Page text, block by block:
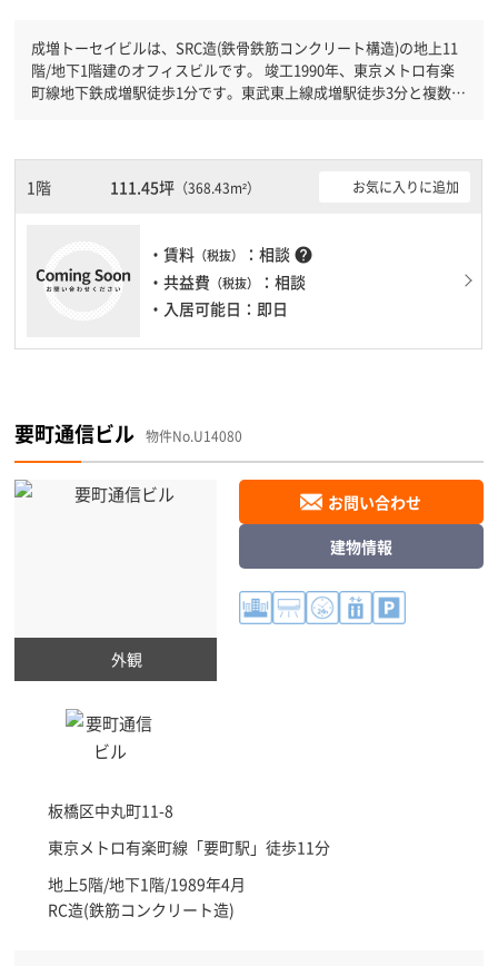
成増トーセイビルは、SRC造(鉄骨鉄筋コンクリート構造)の地上11
階/地下1階建のオフィスビルです。 竣工1990年、東京メトロ有楽
町線地下鉄成増駅徒歩1分です。東武東上線成増駅徒歩3分と複数駅
地震対策を検討されている方にオススメです。土日・祝日も利用可
能になりますので自由に出入りが出来ます。駐車場完備なので、車
の必要なお客様には必見です。１フロア２００坪以上ある大規模ビ
1階 111.45坪 （368.43m²） お気に入りに追加
・賃料 （税抜） ：相談 help
・共益費 （税抜）
：相談
・入居可能日：即日
要町通信ビル 物件No.U14080
外観
板橋区中丸町11-8
東京メトロ有楽町線「要町駅 」徒歩11分
地上5階/地下1階/1989年4月
RC造(鉄筋コンクリート造)
お問い合わせ
建物情報